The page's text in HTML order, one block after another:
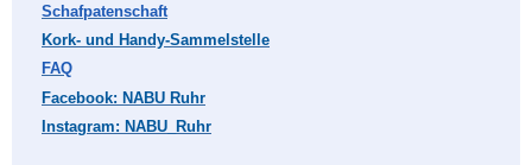
Schafpatenschaft
Kork- und Handy-Sammelstelle
FAQ
Facebook: NABU Ruhr
Instagram: NABU_Ruhr